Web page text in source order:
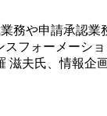
務や申請承認
フォーメーシ
滋夫氏、情報企